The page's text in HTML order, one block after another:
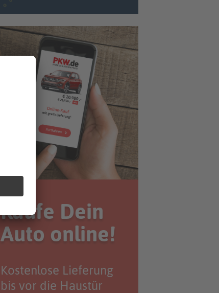
Kaufe Dein
Auto online!
Kostenlose Lieferung
bis vor die Haustür